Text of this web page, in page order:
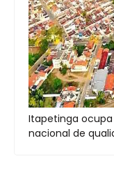
Itapetinga ocupa
nacional de